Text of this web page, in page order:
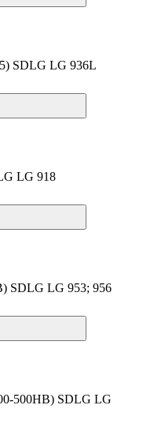
SDLG LG 936L
LG 918
SDLG LG 953; 956
500HB) SDLG LG